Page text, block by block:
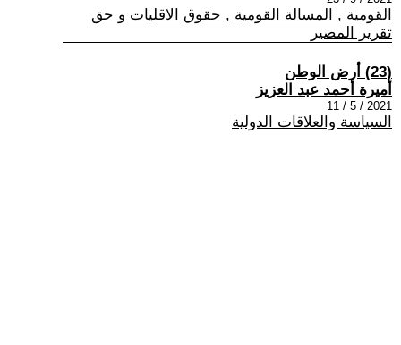
القومية , المسالة القومية , حقوق الاقليات و حق
تقرير المصير
(23) أرض الوطن
أميرة أحمد عبد العزيز
2021 / 5 / 11
السياسة والعلاقات الدولية